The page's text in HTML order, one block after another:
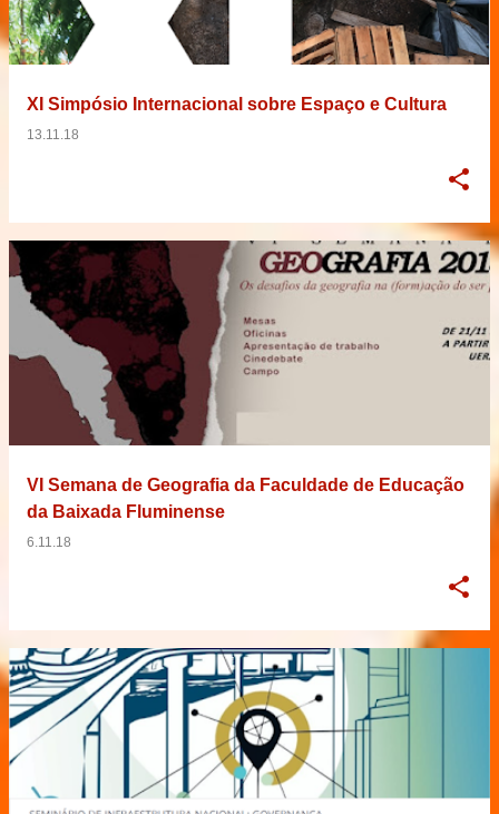
XI Simpósio Internacional sobre Espaço e Cultura
13.11.18
VI Semana de Geografia da Faculdade de Educação
da Baixada Fluminense
6.11.18